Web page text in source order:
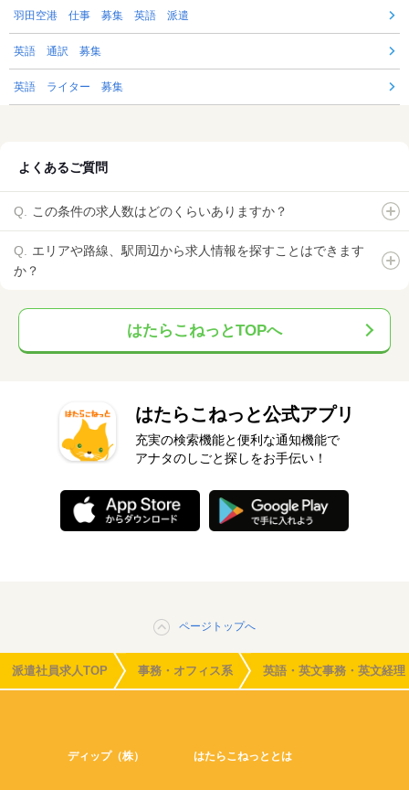
羽田空港 仕事 募集 英語 派遣
英語 通訳 募集
英語 ライター 募集
よくあるご質問
この条件の求人数はどのくらいありますか？
エリアや路線、駅周辺から求人情報を探すことはできます
か？
はたらこねっとTOPへ
はたらこねっと公式アプリ
充実の検索機能と便利な通知機能で
アナタのしごと探しをお手伝い！
ページトップへ
派遣社員求人TOP 事務・オフィス系 英語・英文事務・英文経理
ディップ（株） はたらこねっととは